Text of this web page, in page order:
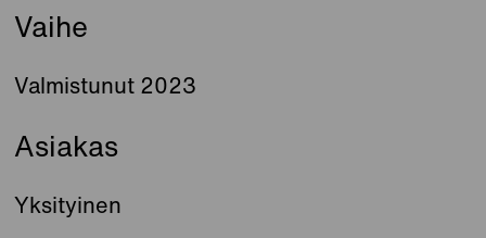
Vaihe
Valmistunut 2023
Asiakas
Yksityinen